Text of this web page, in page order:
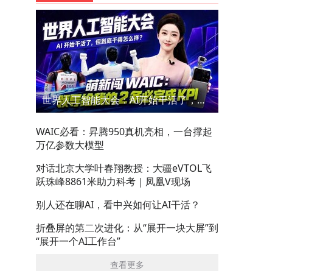
世界人工智能大会：AI开始干活了，但到底干的怎么样？萌新闯WAIC
WAIC必看：昇腾950真机亮相，一台撑起
万亿参数大模型
对话北京大学叶春翔教授：大疆eVTOL飞
跃珠峰8861米助力科考｜凤凰V现场
别人还在聊AI，看中兴如何让AI干活？
折叠屏的第二次进化：从“展开一块大屏”到
“展开一个AI工作台”
查看更多